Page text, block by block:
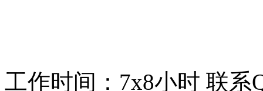
工作时间：7x8小时 联系